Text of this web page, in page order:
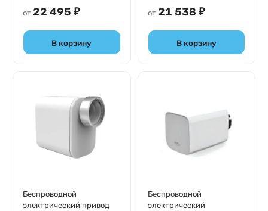
от 22 495 ₽
В корзину
от 21 538 ₽
В корзину
Беспроводной
электрический привод
Беспроводной
электрический